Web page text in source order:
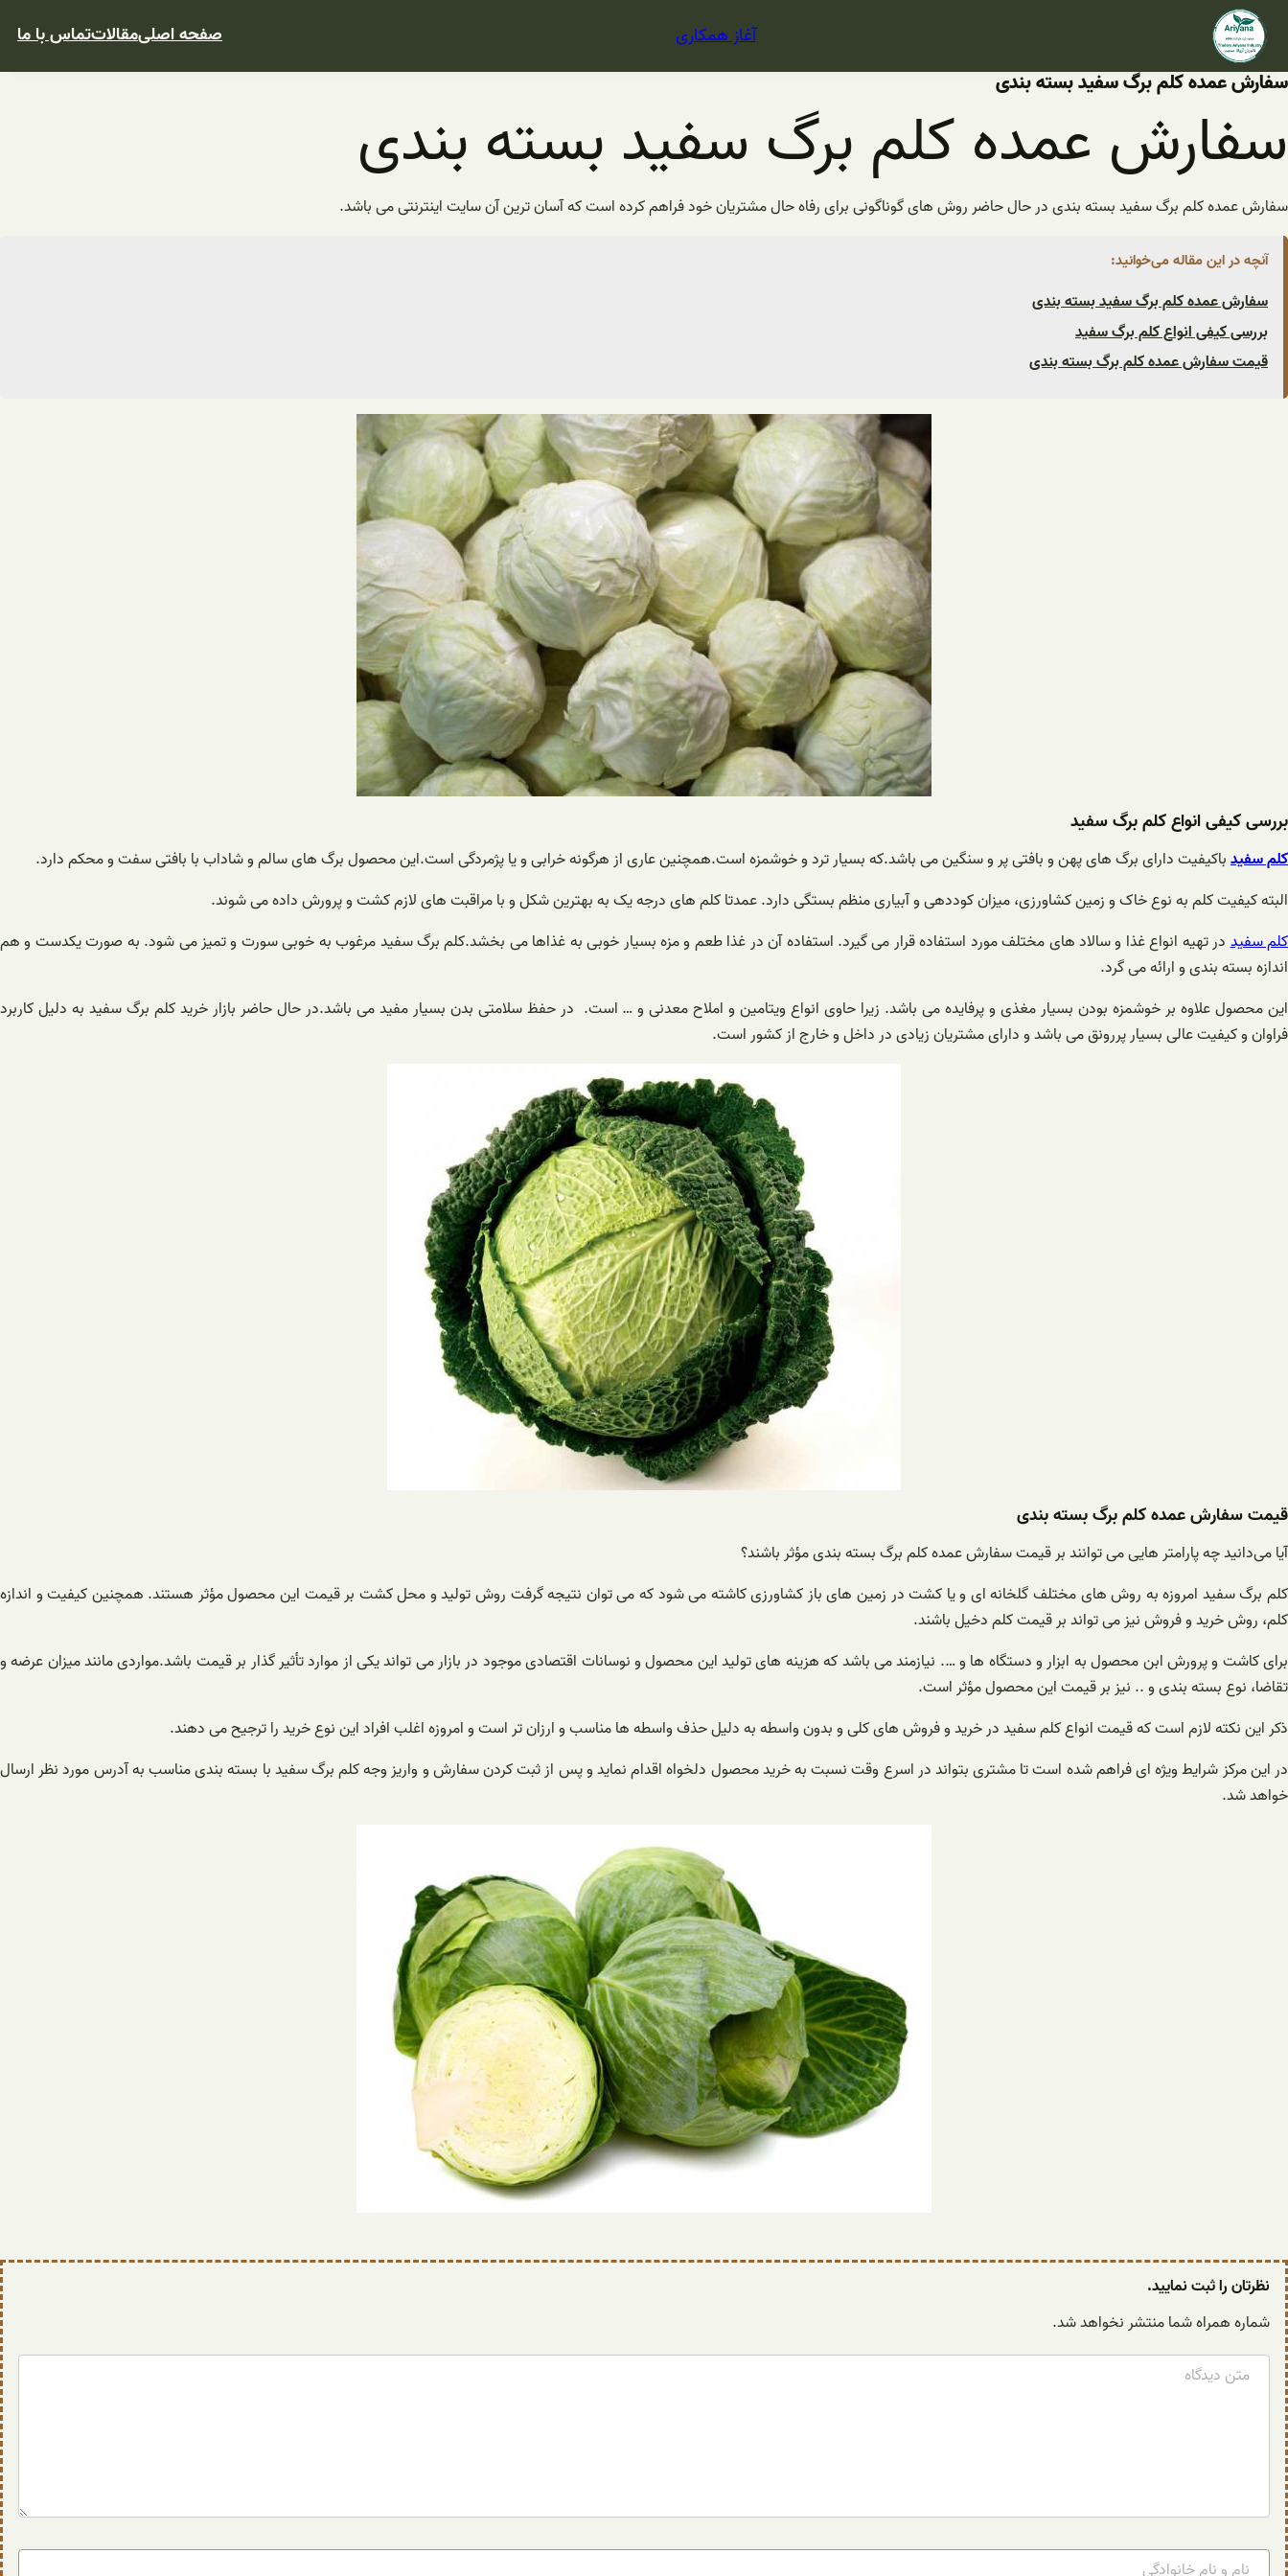
محتوا
آغاز همکاری صفحه اصلیمقالاتتماس با ما
سفارش عمده کلم برگ سفید بسته بندی
سفارش عمده کلم برگ سفید بسته بندی
سفارش عمده کلم برگ سفید بسته بندی در حال حاضر روش های گوناگونی برای رفاه حال مشتریان خود فراهم کرده است که آسان ترین آن سایت اینترنتی می باشد.
آنچه در این مقاله می‌خوانید:
سفارش عمده کلم برگ سفید بسته بندی
بررسی کیفی انواع کلم برگ سفید
قیمت سفارش عمده کلم برگ بسته بندی
بررسی کیفی انواع کلم برگ سفید
کلم سفیدباکیفیت دارای برگ های پهن و بافتی پر و سنگین می باشد.که بسیار ترد و خوشمزه است.همچنین عاری از هرگونه خرابی و یا پژمردگی است.این محصول برگ های سالم و شاداب با بافتی سفت و محکم دارد.
البته کیفیت کلم به نوع خاک و زمین کشاورزی، میزان کوددهی و آبیاری منظم بستگی دارد. عمدتا کلم های درجه یک به بهترین شکل و با مراقبت های لازم کشت و پرورش داده می شوند.
کلم سفیددر تهیه انواع‌ غذا و سالاد های مختلف مورد استفاده قرار می گیرد. استفاده آن در غذا طعم و مزه بسیار خوبی به غذاها می بخشد.کلم برگ سفید مرغوب به خوبی سورت و تمیز می شود. به صورت یکدست و هم
اندازه بسته بندی و ارائه می گرد.
این محصول علاوه بر خوشمزه بودن بسیار مغذی و پرفایده می باشد. زیرا حاوی انواع ویتامین و املاح معدنی و … است. در حفظ سلامتی بدن بسیار مفید می باشد.در حال حاضر بازار خرید کلم برگ سفید به دلیل کاربرد
فراوان و کیفیت عالی بسیار پررونق‌ می باشد و دارای مشتریان زیادی در داخل و خارج از کشور است.
قیمت سفارش عمده کلم برگ بسته بندی
آیا می‌دانید چه پارامتر هایی می توانند بر قیمت سفارش عمده کلم برگ بسته بندی مؤثر باشند؟
کلم برگ سفید امروزه به روش های مختلف گلخانه ای و یا کشت در زمین های باز کشاورزی کاشته می شود که می توان نتیجه گرفت روش تولید و محل کشت بر قیمت این محصول مؤثر هستند. همچنین کیفیت و اندازه
کلم، روش خرید و فروش نیز می تواند بر قیمت کلم دخیل باشند.
برای کاشت و پرورش ابن محصول به ابزار و دستگاه ها و …. نیازمند می باشد که هزینه های تولید این محصول و نوسانات اقتصادی موجود در بازار می تواند یکی از موارد تأثیر گذار بر قیمت باشد.مواردی مانند میزان عرضه و
تقاضا، نوع بسته بندی و ‌‌.. نیز بر قیمت این محصول مؤثر است.
ذکر این نکته لازم است که قیمت انواع کلم سفید در خرید و فروش های کلی و بدون واسطه به دلیل حذف واسطه ها مناسب و ارزان تر است و امروزه اغلب افراد این نوع خرید را ترجیح می دهند.
در این مرکز شرایط ویژه ای فراهم شده است تا مشتری بتواند در اسرع وقت نسبت به خرید محصول دلخواه اقدام نماید و پس از ثبت کردن سفارش و واریز وجه کلم برگ سفید با بسته بندی مناسب به آدرس مورد نظر ارسال
خواهد شد.
نظرتان را ثبت نمایید.
شماره همراه شما منتشر نخواهد شد.